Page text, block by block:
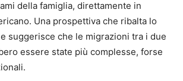
della famiglia, direttamente in
Una prospettiva che ribalta lo
suggerisce che le migrazioni tra i due
essere state più complesse, forse